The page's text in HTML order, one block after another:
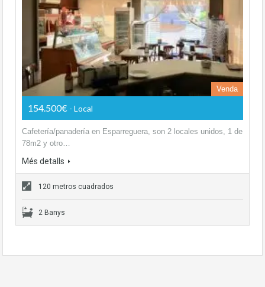
Venda
154.500€ - Local
Cafetería/panadería en Esparreguera, son 2 locales unidos, 1 de
78m2 y otro…
Més detalls
120 metros cuadrados
2 Banys